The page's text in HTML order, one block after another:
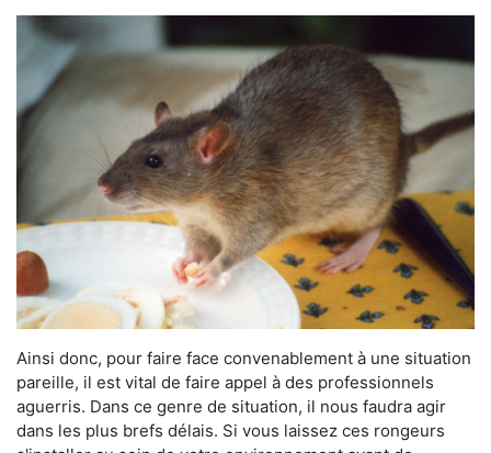
Ainsi donc, pour faire face convenablement à une situation
pareille, il est vital de faire appel à des professionnels
aguerris. Dans ce genre de situation, il nous faudra agir
dans les plus brefs délais. Si vous laissez ces rongeurs